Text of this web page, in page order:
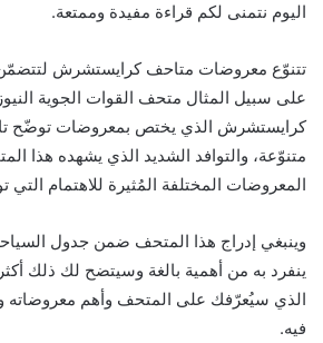
اليوم نتمنى لكم قراءة مفيدة وممتعة.
تتنوّع معروضات متاحف كرايستشرش لتتضمّن
على سبيل المثال متحف القوات الجوية
كرايستشرش الذي يختص بمعروضات توضّح
متنوّعة، والتوافد الشديد الذي يشهده هذا
المعروضات المختلفة المُثيرة للاهتمام التي
وينبغي إدراج هذا المتحف ضمن جدول
ينفرد به من أهمية بالغة وسيتضح لك ذلك
الذي سيُعرّفك على المتحف وأهم معروضاته
فيه.